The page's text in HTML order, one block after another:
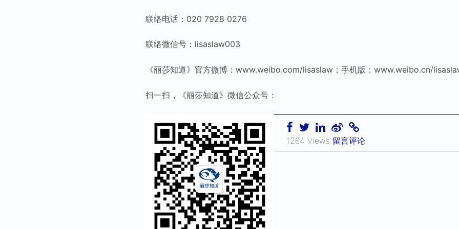
联络电话：020 7928 0276
联络微信号：lisaslaw003
《丽莎知道》官方微博：www.weibo.com/lisaslaw；手机版：www.weibo.cn/
扫一扫，《丽莎知道》微信公众号：
1264 Views 留言评论